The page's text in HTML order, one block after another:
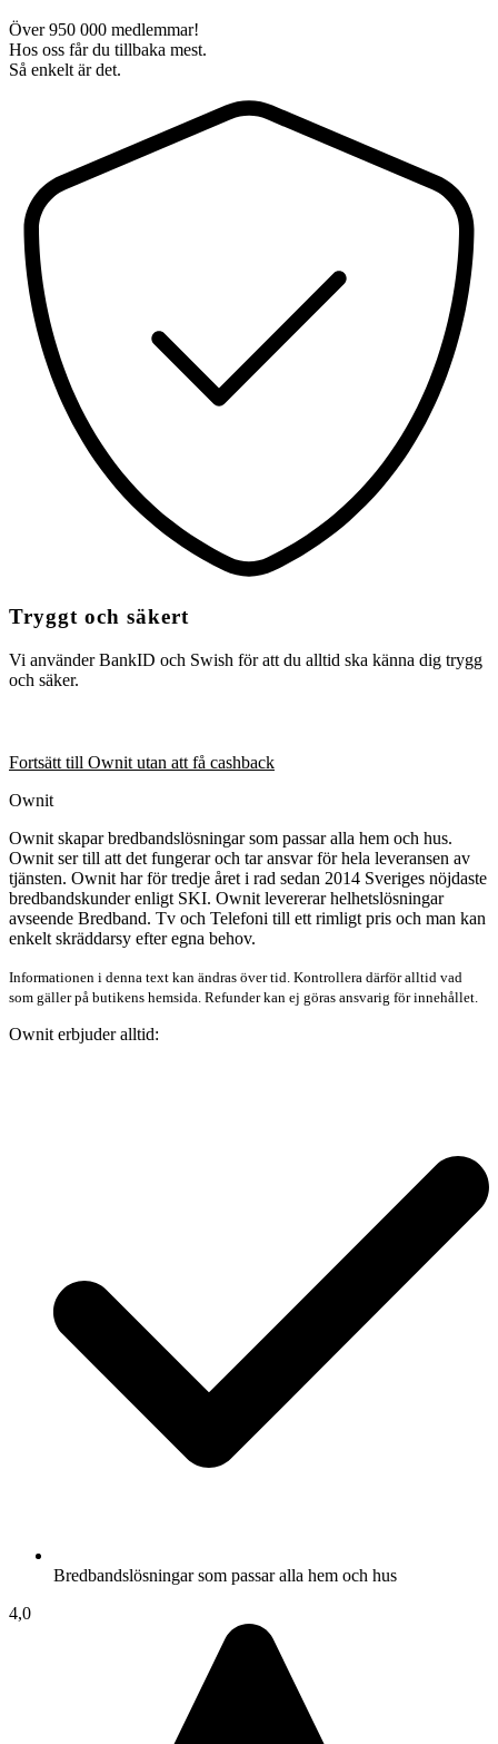
Över 950 000 medlemmar!
Hos oss får du tillbaka mest.
Så enkelt är det.
Tryggt och säkert
Vi använder BankID och Swish för att du alltid ska känna dig trygg
och säker.
Fortsätt till Ownit utan att få cashback
Ownit
Ownit skapar bredbandslösningar som passar alla hem och hus.
Ownit ser till att det fungerar och tar ansvar för hela leveransen av
tjänsten. Ownit har för tredje året i rad sedan 2014 Sveriges nöjdaste
bredbandskunder enligt SKI. Ownit levererar helhetslösningar
avseende Bredband. Tv och Telefoni till ett rimligt pris och man kan
enkelt skräddarsy efter egna behov.
Informationen i denna text kan ändras över tid. Kontrollera därför alltid vad
som gäller på butikens hemsida. Refunder kan ej göras ansvarig för innehållet.
Ownit erbjuder alltid:
Bredbandslösningar som passar alla hem och hus
4,0